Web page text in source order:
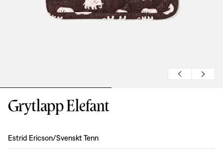
Grytlapp Elefant
Formgivning:
Estrid Ericson/Svenskt Tenn